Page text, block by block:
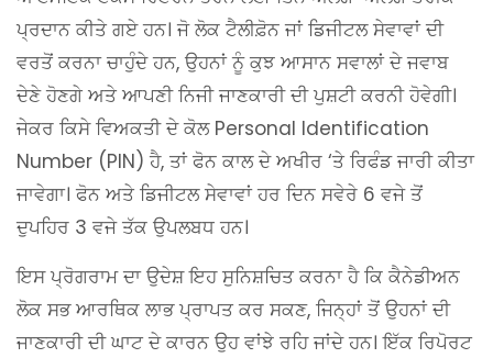
ਪ੍ਰਦਾਨ ਕੀਤੇ ਗਏ ਹਨ। ਜੋ ਲੋਕ ਟੈਲੀਫ਼ੋਨ ਜਾਂ ਡਿਜੀਟਲ ਸੇਵਾਵਾਂ ਦੀ
ਵਰਤੋਂ ਕਰਨਾ ਚਾਹੁੰਦੇ ਹਨ, ਉਹਨਾਂ ਨੂੰ ਕੁਝ ਆਸਾਨ ਸਵਾਲਾਂ ਦੇ ਜਵਾਬ
ਦੇਣੇ ਹੋਣਗੇ ਅਤੇ ਆਪਣੀ ਨਿਜੀ ਜਾਣਕਾਰੀ ਦੀ ਪੁਸ਼ਟੀ ਕਰਨੀ ਹੋਵੇਗੀ।
ਜੇਕਰ ਕਿਸੇ ਵਿਅਕਤੀ ਦੇ ਕੋਲ Personal Identification
Number (PIN) ਹੈ, ਤਾਂ ਫੋਨ ਕਾਲ ਦੇ ਅਖੀਰ ‘ਤੇ ਰਿਫੰਡ ਜਾਰੀ ਕੀਤਾ
ਜਾਵੇਗਾ। ਫੋਨ ਅਤੇ ਡਿਜੀਟਲ ਸੇਵਾਵਾਂ ਹਰ ਦਿਨ ਸਵੇਰੇ 6 ਵਜੇ ਤੋਂ
ਦੁਪਹਿਰ 3 ਵਜੇ ਤੱਕ ਉਪਲਬਧ ਹਨ।
ਇਸ ਪ੍ਰੋਗਰਾਮ ਦਾ ਉਦੇਸ਼ ਇਹ ਸੁਨਿਸ਼ਚਿਤ ਕਰਨਾ ਹੈ ਕਿ ਕੈਨੇਡੀਅਨ
ਲੋਕ ਸਭ ਆਰਥਿਕ ਲਾਭ ਪ੍ਰਾਪਤ ਕਰ ਸਕਣ, ਜਿਨ੍ਹਾਂ ਤੋਂ ਉਹਨਾਂ ਦੀ
ਜਾਣਕਾਰੀ ਦੀ ਘਾਟ ਦੇ ਕਾਰਨ ਉਹ ਵਾਂਝੇ ਰਹਿ ਜਾਂਦੇ ਹਨ। ਇੱਕ ਰਿਪੋਰਟ